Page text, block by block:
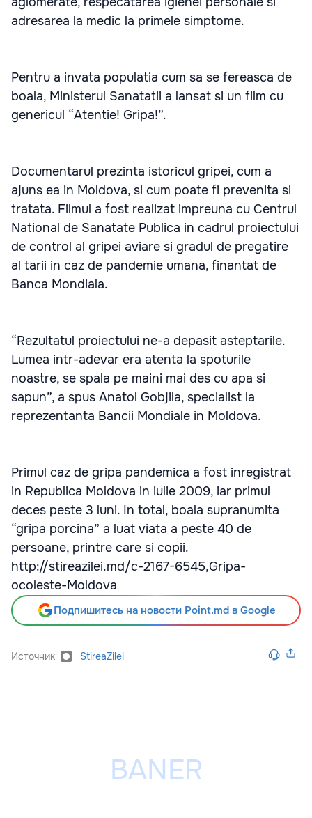
adresarea la medic la primele simptome.
Pentru a invata populatia cum sa se fereasca de
boala, Ministerul Sanatatii a lansat si un film cu
genericul “Atentie! Gripa!”.
Documentarul prezinta istoricul gripei, cum a
ajuns ea in Moldova, si cum poate fi prevenita si
tratata. Filmul a fost realizat impreuna cu Centrul
National de Sanatate Publica in cadrul proiectului
de control al gripei aviare si gradul de pregatire
al tarii in caz de pandemie umana, finantat de
Banca Mondiala.
“Rezultatul proiectului ne-a depasit asteptarile.
Lumea intr-adevar era atenta la spoturile
noastre, se spala pe maini mai des cu apa si
sapun”, a spus Anatol Gobjila, specialist la
reprezentanta Bancii Mondiale in Moldova.
Primul caz de gripa pandemica a fost inregistrat
in Republica Moldova in iulie 2009, iar primul
deces peste 3 luni. In total, boala supranumita
“gripa porcina” a luat viata a peste 40 de
persoane, printre care si copii.
http://stireazilei.md/c-2167-6545,Gripa-
ocoleste-Moldova
Подпишитесь на новости Point.md в Google
Источник StireaZilei